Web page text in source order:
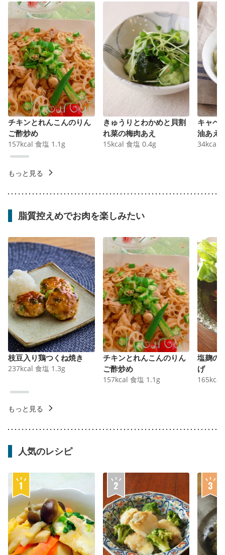
チキンとれんこんのりん
ご酢炒め
157kcal 食塩 1.1 g
きゅうりとわかめと貝割
れ菜の梅肉あえ
15kcal 食塩 0.4g
キャベ
油あえ
34kcal
もっと見る
脂質控えめでお肉を楽しみたい
枝豆入り鶏つくね焼き
237kcal 食塩 1.3g
チキンとれんこんのりん
ご酢炒め
157kcal 食塩 1.1 g
塩麹の
げ
165kcal
もっと見る
人気のレシピ